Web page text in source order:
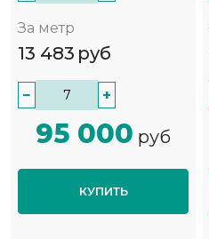
За метр
13 483 руб
− +
95 000 руб
КУПИТЬ